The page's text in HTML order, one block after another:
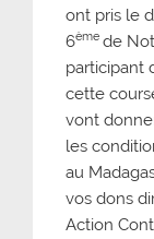
ont pris le
6ème de
participant
cette
vont
les
au
vos dons
Action